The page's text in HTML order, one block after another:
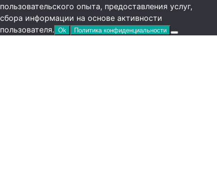
пользовательского опыта, предоставления услуг,
сбора информации на основе активности
пользователя. Ok Политика конфиденциальности